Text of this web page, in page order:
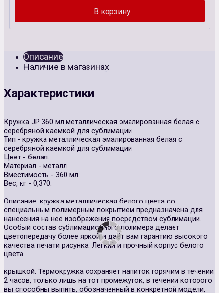
Описание
Наличие в магазинах
Характеристики
Кружка JP 360 мл металлическая эмалированная белая с
серебряной каемкой для сублимации
Тип - кружка металлическая эмалированная белая с
серебряной каемкой для сублимации
Цвет - белая.
Материал - металл
Вместимость - 360 мл.
Вес, кг - 0,370.
Описание: кружка металлическая белого цвета со
специальным полимерным покрытием предназначена для
нанесения на неё изображения посредством сублимации.
Особый состав сублимационного полимера делает
цветопередачу более яркой и даёт вам гарантию высокого
качества печати рисунка. Легкий и прочный корпус белого
цвета.
крышкой. Термокружка сохраняет напиток горячим в течении
2 часов, только лишь на тот промежуток, в течении которого
вы способны выпить, обозначенный в конкретной модели,